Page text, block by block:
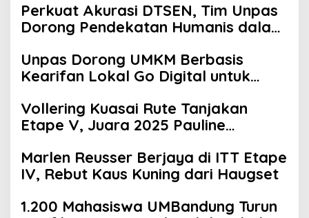
Ekonomi
Perkuat Akurasi DTSEN, Tim Unpas
Dorong Pendekatan Humanis dalam
Unpas Dorong UMKM Berbasis
Kearifan Lokal Go Digital untuk
Vollering Kuasai Rute Tanjakan
Etape V, Juara 2025 Pauline
Marlen Reusser Berjaya di ITT Etape
IV, Rebut Kaus Kuning dari Haugset
1.200 Mahasiswa UMBandung Turun